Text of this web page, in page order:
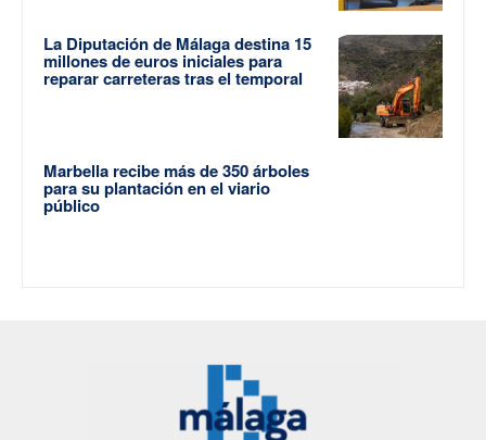
La Diputación de Málaga destina 15
millones de euros iniciales para
reparar carreteras tras el temporal
Marbella recibe más de 350 árboles
para su plantación en el viario
público